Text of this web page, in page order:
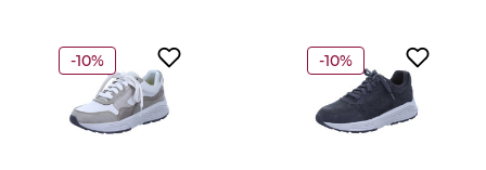
-10% -10%